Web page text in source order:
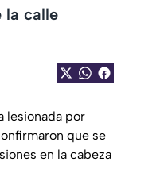
la calle
lesionada por
que se
en la cabeza